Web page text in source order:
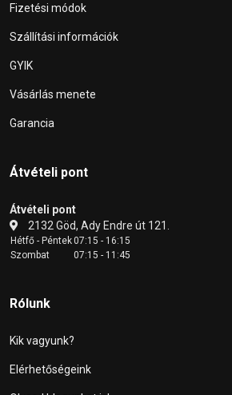
Fizetési módok
Szállítási információk
GYIK
Vásárlás menete
Garancia
Átvételi pont
Átvételi pont
2132 Göd, Ady Endre út 121.
Hétfő - Péntek07:15 - 16:15
Szombat
07:15 - 11:45
Rólunk
Kik vagyunk?
Elérhetőségeink